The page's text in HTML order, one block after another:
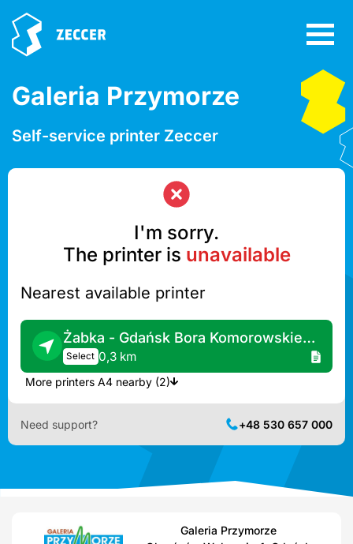
Galeria Przymorze
Self-service printer Zeccer
I'm sorry.
The printer is unavailable
Nearest available printer
Żabka - Gdańsk Bora Komorowskiego 39
Select 0,3 km
More printers A4 nearby (2)
Need support? +48 530 657 000
Galeria Przymorze